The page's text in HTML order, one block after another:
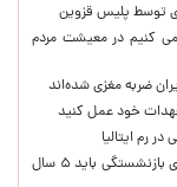
توسط پلیس قزوین
می کنیم در معیشت مردم
ضربه مغزی شده‌اند
خود عمل کنید
رم ایتالیا
فوری؛ شرط جدید بازنشستگی اعلام شد/ این افراد برای بازنشستگی باید ۵ سال